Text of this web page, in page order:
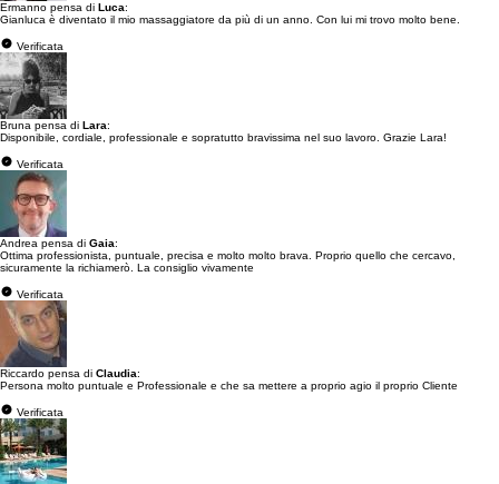
Ermanno pensa di Luca:
Gianluca è diventato il mio massaggiatore da più di un anno. Con lui mi trovo molto bene.
Verificata
Bruna pensa di Lara:
Disponibile, cordiale, professionale e sopratutto bravissima nel suo lavoro. Grazie Lara!
Verificata
Andrea pensa di Gaia:
Ottima professionista, puntuale, precisa e molto molto brava. Proprio quello che cercavo,
sicuramente la richiamerò. La consiglio vivamente
Verificata
Riccardo pensa di Claudia:
Persona molto puntuale e Professionale e che sa mettere a proprio agio il proprio Cliente
Verificata